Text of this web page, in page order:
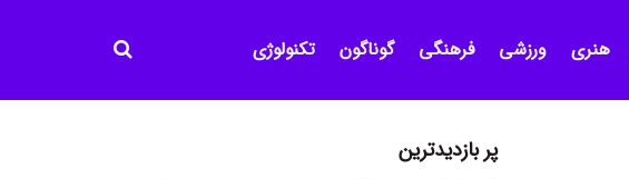
هنری ورزشی فرهنگی گوناگون تکنولوژی
پر بازدیدترین